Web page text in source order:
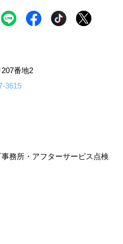
207番地2
3615
務所・アフターサービス点検